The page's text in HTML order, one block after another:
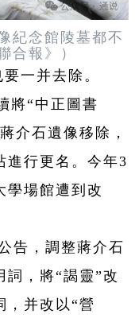
紀念館陵墓都不
合報》）
一并去除。
將“中正圖書
介石遺像移除，
進行更名。今年3
學場館遭到改
告，調整蔣介石
詞，將“謁靈”改
，并改以“營